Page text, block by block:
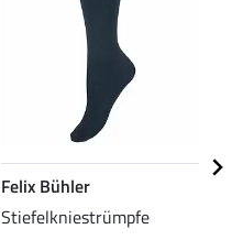
Felix Bühler
Stiefelkniestrümpfe